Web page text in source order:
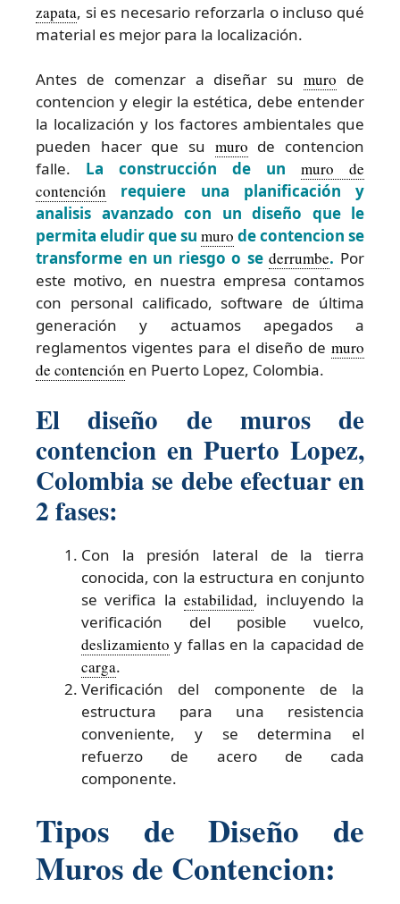
zapata, si es necesario reforzarla o incluso qué
material es mejor para la localización.
Antes de comenzar a diseñar sumuro de
contencion y elegir la estética, debe entender
la localización y los factores ambientales que
pueden hacer que su muro de contencion
falle. La construcción de un muro de
contención requiere una planificación y
analisis avanzado con un diseño que le
permita eludir que su muro de contencion se
transforme en un riesgo o sederrumbe. Por
este motivo, en nuestra empresa contamos
con personal calificado, software de última
generación y actuamos apegados a
reglamentos vigentes para el diseño de muro
de contención en Puerto Lopez, Colombia.
El diseño de muros de
contencion en Puerto Lopez,
Colombia se debe efectuar en
2 fases:
Con la presión lateral de la tierra
conocida, con la estructura en conjunto
se verifica laestabilidad, incluyendo la
verificación del posible vuelco,
deslizamiento y fallas en la capacidad de
carga.
Verificación del componente de la
estructura para una resistencia
conveniente, y se determina el
refuerzo de acero de cada
componente.
Tipos de Diseño de
Muros de Contencion: